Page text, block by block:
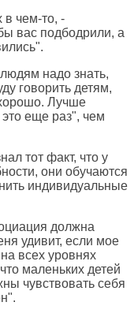
чем-то, -
вас подбодрили, а
надо знать,
говорить детям,
Лучше
это еще раз", чем
тот факт, что у
они обучаются
индивидуальные
должна
удивит, если мое
всех уровнях
маленьких детей
чувствовать себя